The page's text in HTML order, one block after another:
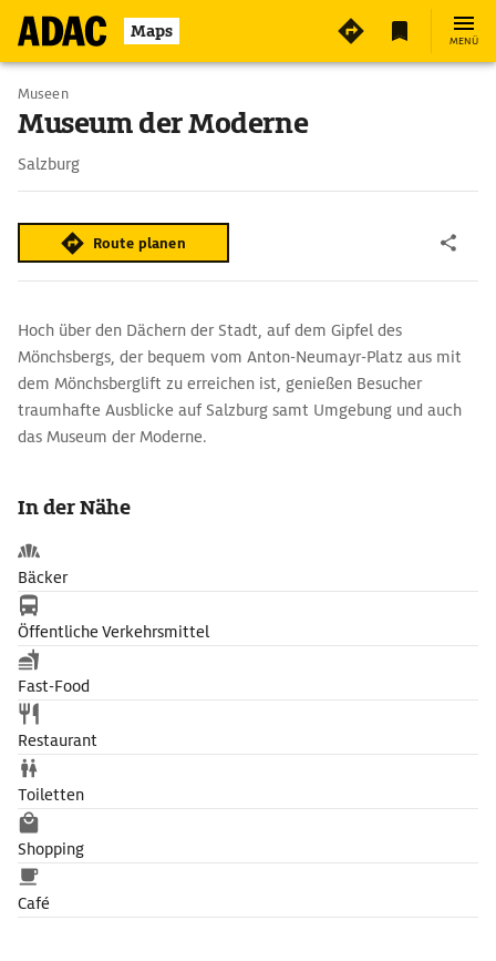
Maps MENÜ
Museen
Museum der Moderne
Salzburg
Route planen
Hoch über den Dächern der Stadt, auf dem Gipfel des
Mönchsbergs, der bequem vom Anton-Neumayr-Platz aus mit
dem Mönchsberglift zu erreichen ist, genießen Besucher
traumhafte Ausblicke auf Salzburg samt Umgebung und auch
das Museum der Moderne.
präsentiert. Sammlungsschwerpunkte sind neben Malerei,
Skulptur und Grafik die österreichische Fotografie nach 1945
und die Werke österreichischer Künstler wie Arnulf Rainer und
Erwin Wurm.
In der Nähe
Bäcker
Öffentliche Verkehrsmittel
Fast-Food
Restaurant
Toiletten
Shopping
Café